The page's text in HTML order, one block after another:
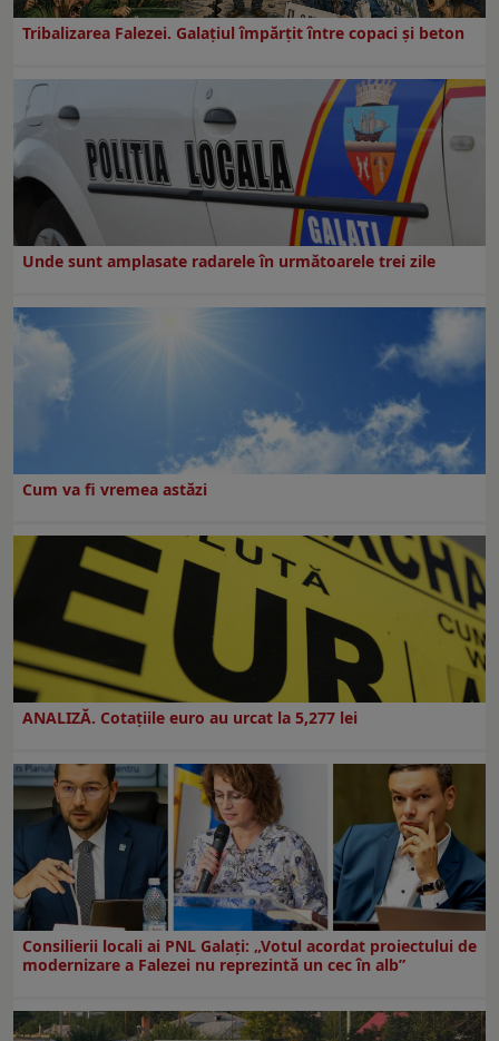
Tribalizarea Falezei. Galațiul împărțit între copaci și beton
Unde sunt amplasate radarele în următoarele trei zile
Cum va fi vremea astăzi
ANALIZĂ. Cotațiile euro au urcat la 5,277 lei
Consilierii locali ai PNL Galaţi: „Votul acordat proiectului de
modernizare a Falezei nu reprezintă un cec în alb”